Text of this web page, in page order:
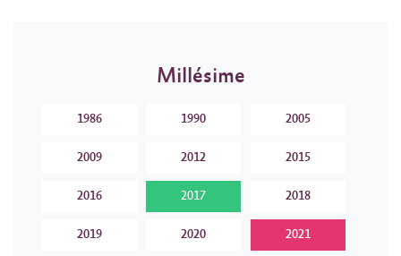
Millésime
1986 1990 2005
2009 2012 2015
2016 2017 2018
2019 2020 2021